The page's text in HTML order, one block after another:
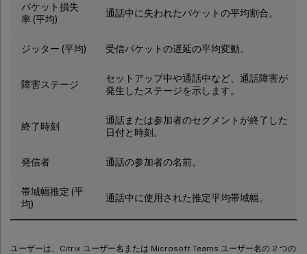
パケット損失
率 (平均)
通話中に失われたパケットの平均割合。
ジッター (平均) 受信パケットの遅延の平均変動。
障害ステージ
セットアップ中や通話中など、通話障害が
発生したステージを示します。
終了時刻
通話または参加者のセグメントが終了した
日付と時刻。
発信者 通話の参加者の名前。
帯域幅推定 (平
均)
通話中に使用された推定平均帯域幅。
ユーザーは、Citrix ユーザー名または Microsoft Teams ユーザー名の 2 つの